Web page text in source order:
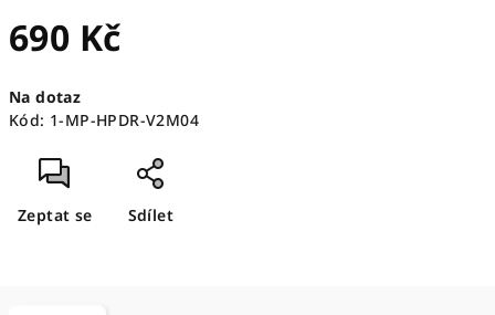
690 Kč
cena:
Na dotaz
Kód: 1-MP-HPDR-V2M04
Zeptat se Sdílet